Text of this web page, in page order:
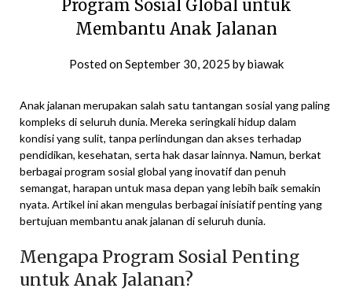
Program Sosial Global untuk
Membantu Anak Jalanan
Posted onSeptember 30, 2025 bybiawak
Anak jalanan merupakan salah satu tantangan sosial yang paling
kompleks di seluruh dunia. Mereka seringkali hidup dalam
kondisi yang sulit, tanpa perlindungan dan akses terhadap
pendidikan, kesehatan, serta hak dasar lainnya. Namun, berkat
berbagai program sosial global yang inovatif dan penuh
semangat, harapan untuk masa depan yang lebih baik semakin
nyata. Artikel ini akan mengulas berbagai inisiatif penting yang
bertujuan membantu anak jalanan di seluruh dunia.
Mengapa Program Sosial Penting
untuk Anak Jalanan?